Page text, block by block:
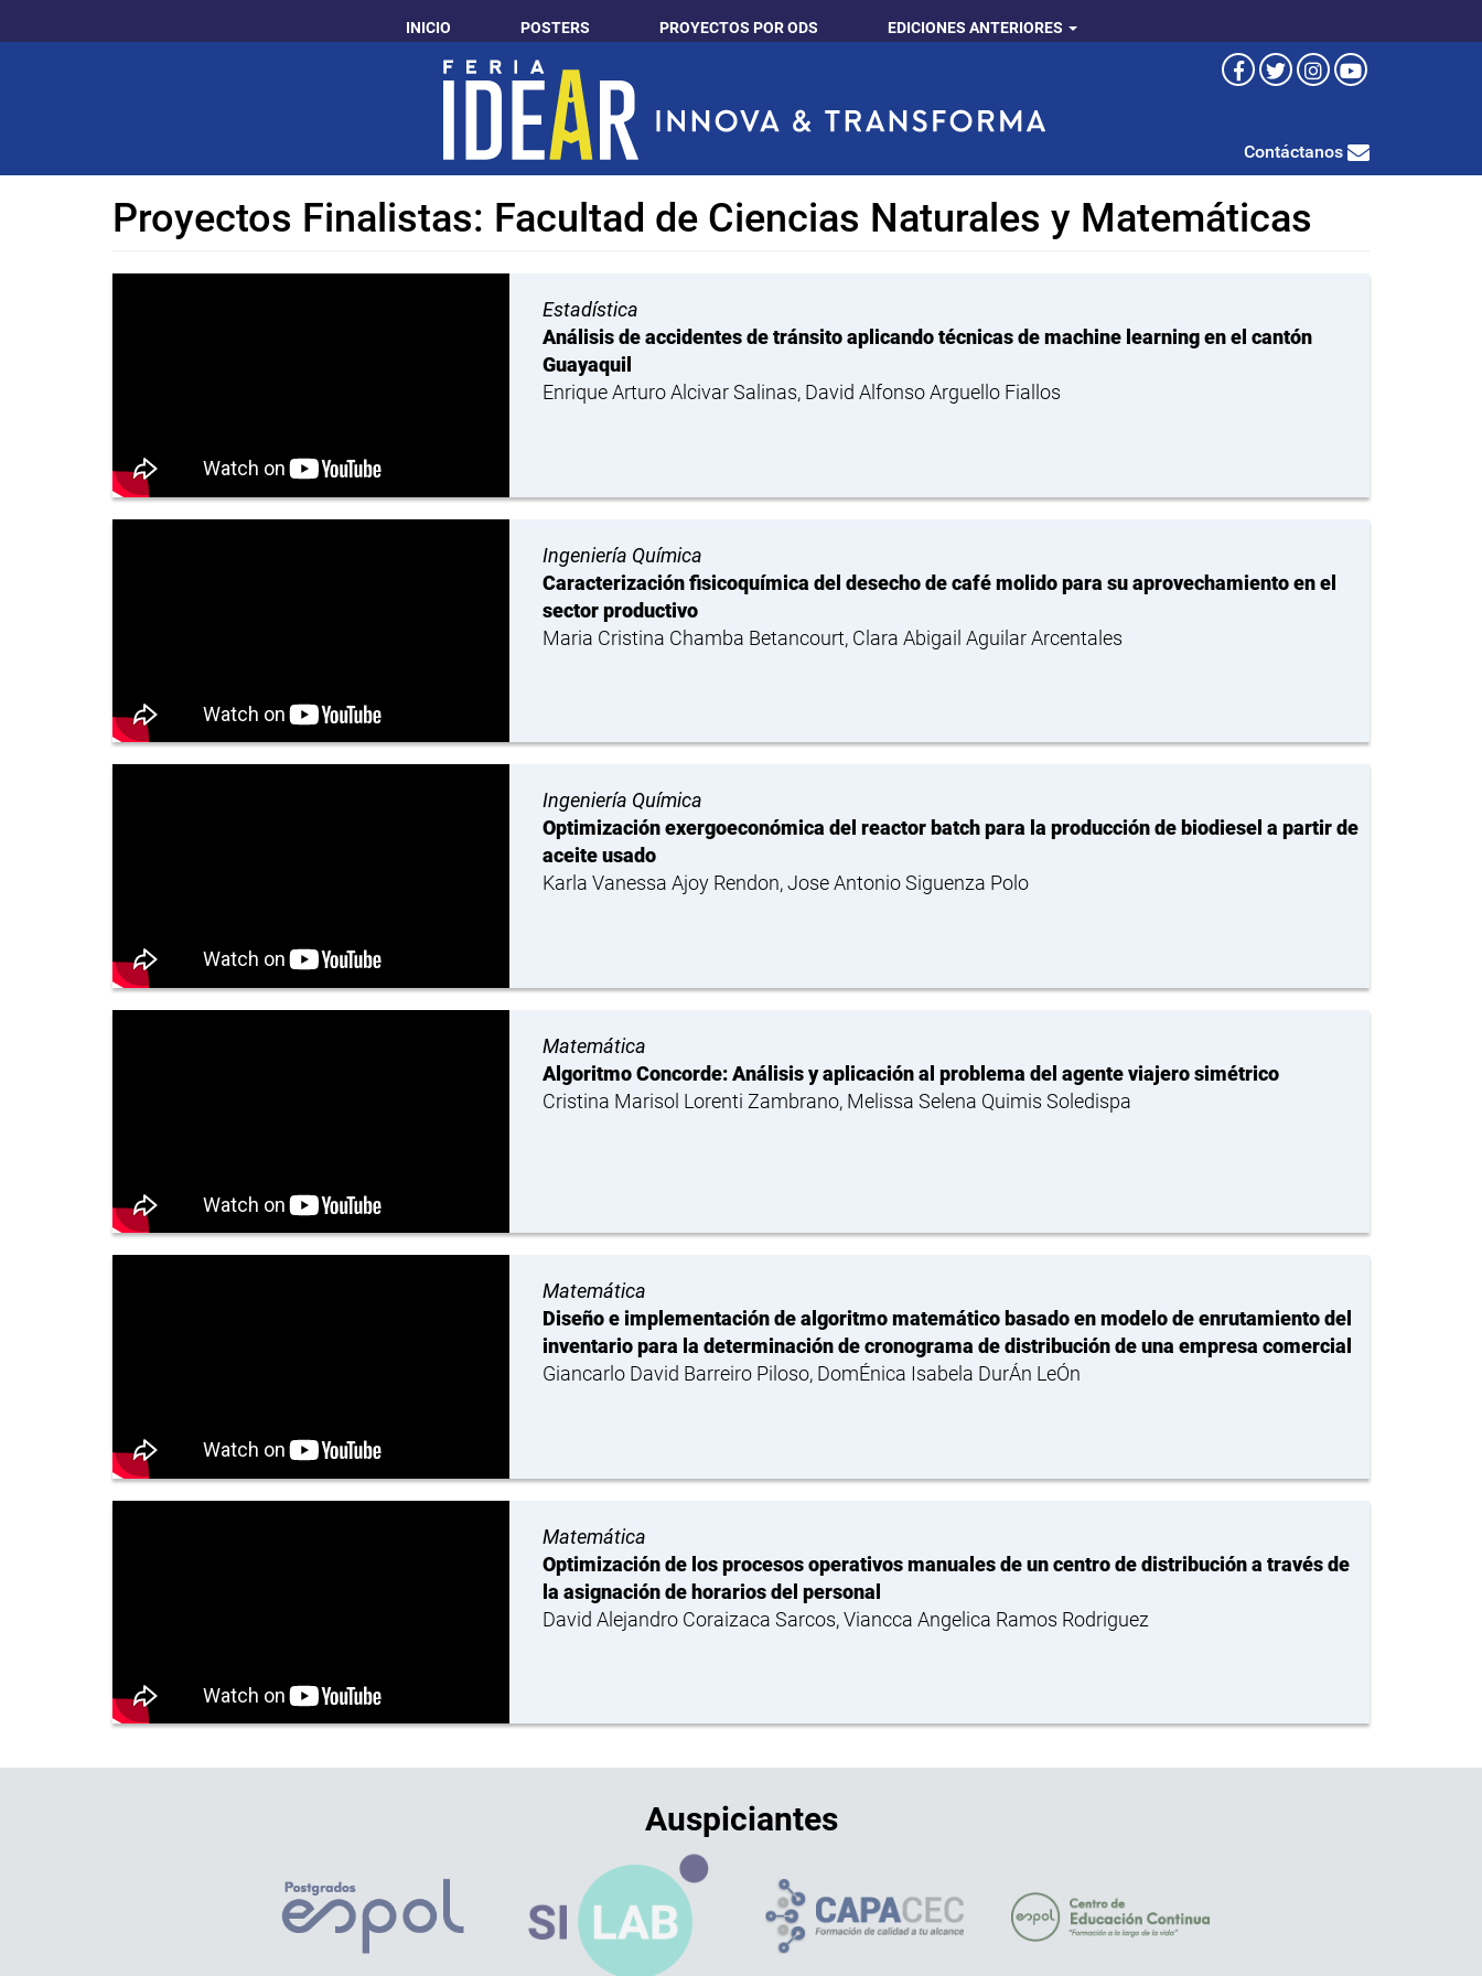
INICIO POSTERS PROYECTOS POR ODS EDICIONES ANTERIORES
Contáctanos
Proyectos Finalistas: Facultad de Ciencias Naturales y Matemáticas
Estadística
Análisis de accidentes de tránsito aplicando técnicas de machine learning en el cantón
Guayaquil
Enrique Arturo Alcivar Salinas, David Alfonso Arguello Fiallos
Ingeniería Química
Caracterización fisicoquímica del desecho de café molido para su aprovechamiento en el
sector productivo
Maria Cristina Chamba Betancourt, Clara Abigail Aguilar Arcentales
Ingeniería Química
Optimización exergoeconómica del reactor batch para la producción de biodiesel a partir de
aceite usado
Karla Vanessa Ajoy Rendon, Jose Antonio Siguenza Polo
Matemática
Algoritmo Concorde: Análisis y aplicación al problema del agente viajero simétrico
Cristina Marisol Lorenti Zambrano, Melissa Selena Quimis Soledispa
Matemática
Diseño e implementación de algoritmo matemático basado en modelo de enrutamiento del
inventario para la determinación de cronograma de distribución de una empresa comercial
Giancarlo David Barreiro Piloso, DomÉnica Isabela DurÁn LeÓn
Matemática
Optimización de los procesos operativos manuales de un centro de distribución a través de
la asignación de horarios del personal
David Alejandro Coraizaca Sarcos, Viancca Angelica Ramos Rodriguez
Auspiciantes